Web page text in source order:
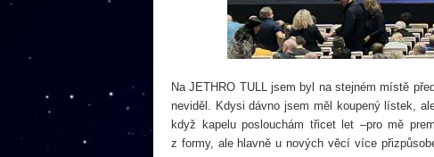
Na JETHRO TULL jsem byl na stejném místě
neviděl. Kdysi dávno jsem měl koupený lístek,
když kapelu poslouchám třicet let –pro mě
z formy, ale hlavně u nových věcí více